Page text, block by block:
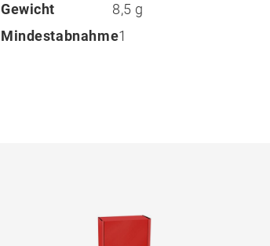
Gewicht
8,5 g
Mindestabnahme1